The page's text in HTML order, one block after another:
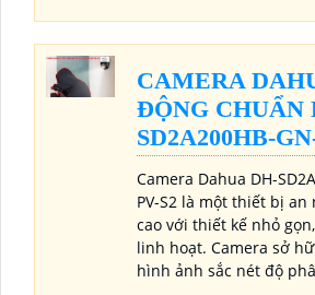
CAMERA
ĐỘNG CHUẨN
SD2A200HB-
Camera Dahua DH-
PV-S2 là một thiết bị
cao với thiết kế nhỏ
linh hoạt. Camera sở
hình ảnh sắc nét độ